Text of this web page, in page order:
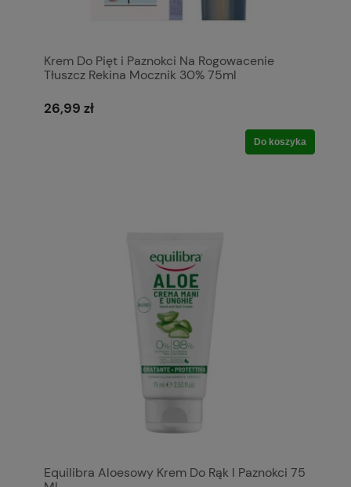
Krem Do Pięt i Paznokci Na Rogowacenie
Tłuszcz Rekina Mocznik 30% 75ml
26,99 zł
Do koszyka
Equilibra Aloesowy Krem Do Rąk I Paznokci 75